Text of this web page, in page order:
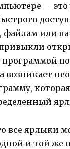
— это
или
программой
возникает
все ярлыки
и той же